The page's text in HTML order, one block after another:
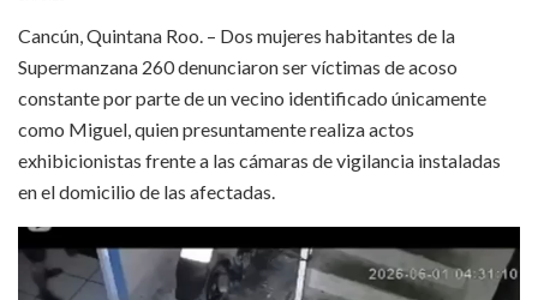
Cancún, Quintana Roo. – Dos mujeres habitantes de la
Supermanzana 260 denunciaron ser víctimas de acoso
constante por parte de un vecino identificado únicamente
como Miguel, quien presuntamente realiza actos
exhibicionistas frente a las cámaras de vigilancia instaladas
en el domicilio de las afectadas.